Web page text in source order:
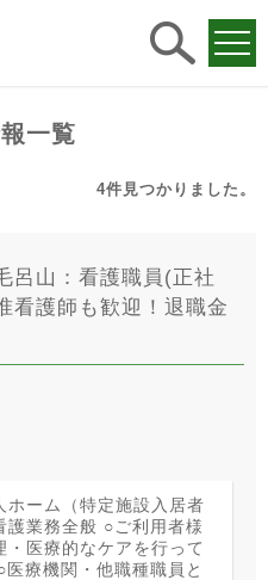
一覧
4件 見つかりました。
呂山：看護職員(正社
看護師も歓迎！退職金
ホーム（特定施設入居者
護業務全般 ○ご利用者様
・医療的なケアを行って
療機関・他職種職員と